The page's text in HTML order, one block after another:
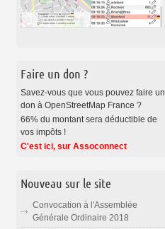
Faire un don ?
Savez-vous que vous pouvez faire un
don à OpenStreetMap France ?
66% du montant sera déductible de
vos impôts !
C'est ici, sur Assoconnect
Nouveau sur le site
Convocation à l'Assemblée
Générale Ordinaire 2018